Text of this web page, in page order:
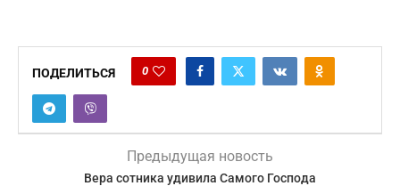
ПОДЕЛИТЬСЯ 0
Предыдущая новость
Вера сотника удивила Самого Господа